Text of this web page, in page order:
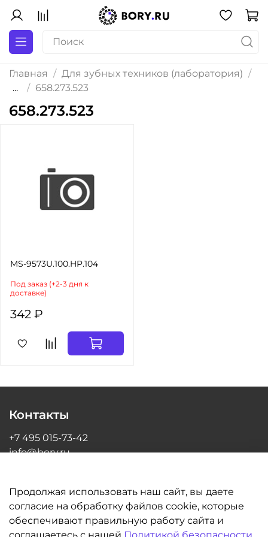
Главная
Для зубных техников (лаборатория)
...
658.273.523
658.273.523
MS-9573U.100.HP.104
Под заказ (+2-3 дня к
доставке)
342 ₽
Информация
Контакты
+7 495 015-73-42
info@bory.ru
Продолжая использовать наш сайт, вы даете
согласие на обработку файлов cookie, которые
обеспечивают правильную работу сайта и